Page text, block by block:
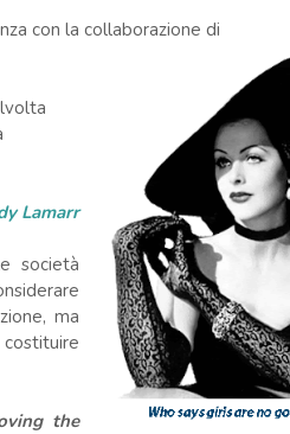
con la collaborazione di
Lamarr
società
ma
the